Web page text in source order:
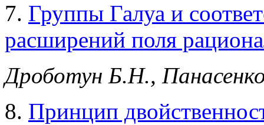
7. Группы Галуа и
расширений поля
Дроботун Б.Н.,
8. Принцип